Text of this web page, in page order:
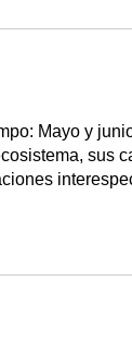
Mayo y
sus